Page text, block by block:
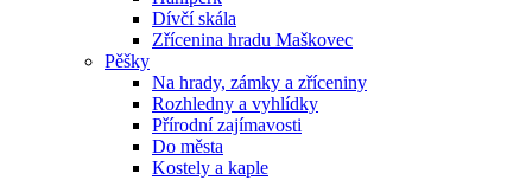
Dívčí skála
Zřícenina hradu Maškovec
Pěšky
Na hrady, zámky a zříceniny
Rozhledny a vyhlídky
Přírodní zajímavosti
Do města
Kostely a kaple